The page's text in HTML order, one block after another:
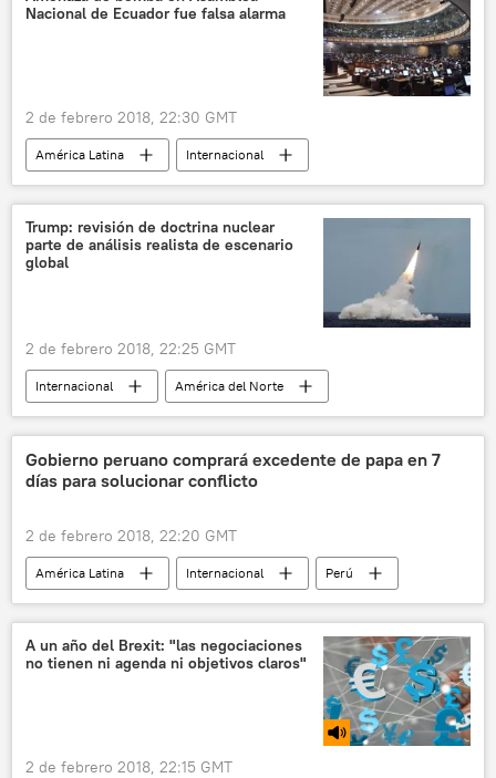
Nacional de Ecuador fue falsa alarma
2 de febrero 2018, 22:30 GMT
América Latina
Internacional
Ecuador
Asamblea Nacional de Ecuador
bombas
noticias
Trump: revisión de doctrina nuclear
parte de análisis realista de escenario
global
2 de febrero 2018, 22:25 GMT
Internacional
América del Norte
EEUU
Donald Trump
doctrina nuclear
EEUU aprueba la nueva doctrina nuclear
Gobierno peruano comprará excedente de papa en 7
días para solucionar conflicto
2 de febrero 2018, 22:20 GMT
América Latina Internacional
Perú
patatas
noticias
A un año del Brexit: "las negociaciones
no tienen ni agenda ni objetivos claros"
2 de febrero 2018, 22:15 GMT